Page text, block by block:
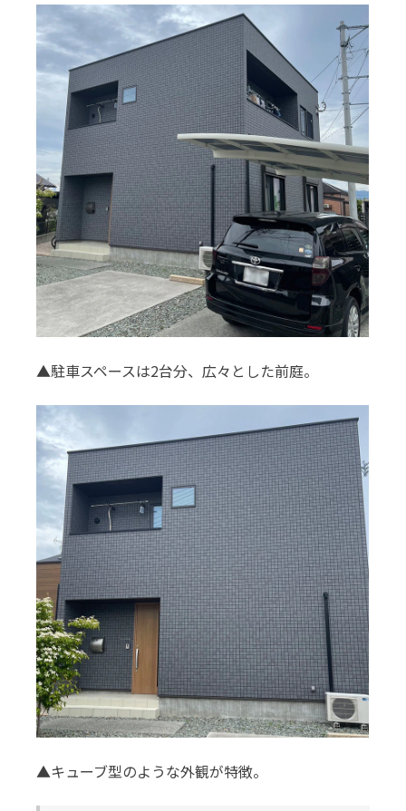
▲駐車スペースは2台分、広々とした前庭。
▲キューブ型のような外観が特徴。